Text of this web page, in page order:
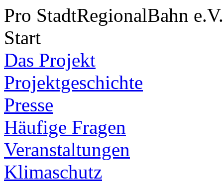
Pro StadtRegionalBahn e.V.
Start
Das Projekt
Projektgeschichte
Presse
Häufige Fragen
Veranstaltungen
Klimaschutz